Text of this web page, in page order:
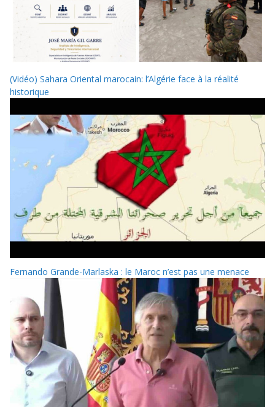
(Vidéo) Sahara Oriental marocain: l’Algérie face à la réalité
historique
Fernando Grande-Marlaska : le Maroc n’est pas une menace